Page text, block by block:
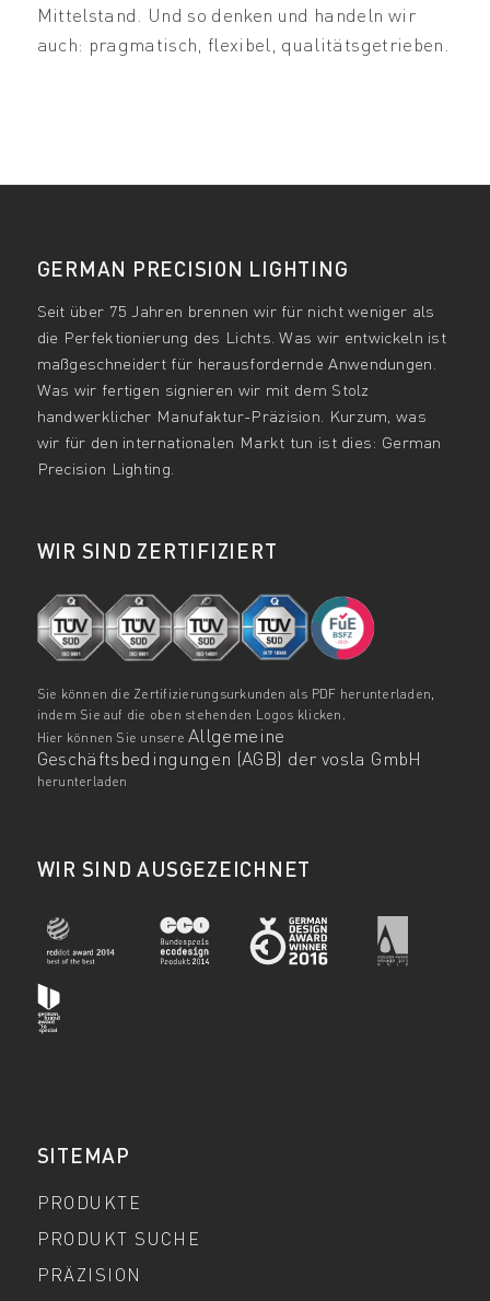
Mittelstand. Und so denken und handeln wir
auch: pragmatisch, flexibel, qualitätsgetrieben.
GERMAN PRECISION LIGHTING
Seit über 75 Jahren brennen wir für nicht weniger als
die Perfektionierung des Lichts. Was wir entwickeln ist
maßgeschneidert für herausfordernde Anwendungen.
Was wir fertigen signieren wir mit dem Stolz
handwerklicher Manufaktur-Präzision. Kurzum, was
wir für den internationalen Markt tun ist dies: German
Precision Lighting.
WIR SIND ZERTIFIZIERT
Sie können die Zertifizierungsurkunden als PDF herunterladen,
indem Sie auf die oben stehenden Logos klicken.
Hier können Sie unsereAllgemeine
Geschäftsbedingungen (AGB) der vosla GmbH
herunterladen
WIR SIND AUSGEZEICHNET
SITEMAP
PRODUKTE
PRODUKT SUCHE
PRÄZISION